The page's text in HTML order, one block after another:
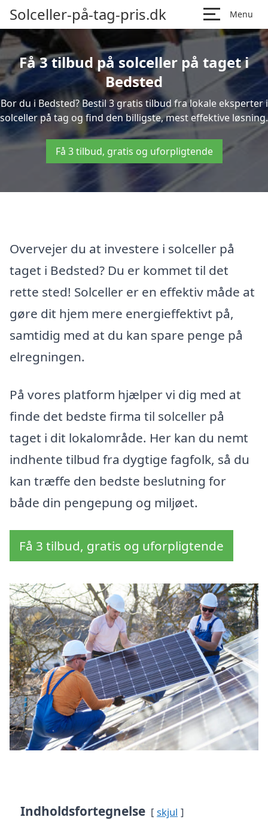
Solceller-på-tag-pris.dk Menu
Få 3 tilbud på solceller på taget i
Bedsted
Bor du i Bedsted? Bestil 3 gratis tilbud fra lokale eksperter i
solceller på tag og find den billigste, mest effektive løsning.
Få 3 tilbud, gratis og uforpligtende
Overvejer du at investere i solceller på
taget i Bedsted? Du er kommet til det
rette sted! Solceller er en effektiv måde at
gøre dit hjem mere energieffektivt på,
samtidig med at du kan spare penge på
elregningen.
På vores platform hjælper vi dig med at
finde det bedste firma til solceller på
taget i dit lokalområde. Her kan du nemt
indhente tilbud fra dygtige fagfolk, så du
kan træffe den bedste beslutning for
både din pengepung og miljøet.
Få 3 tilbud, gratis og uforpligtende
Indholdsfortegnelse skjul